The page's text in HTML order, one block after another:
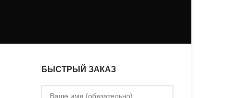
БЫСТРЫЙ ЗАКАЗ